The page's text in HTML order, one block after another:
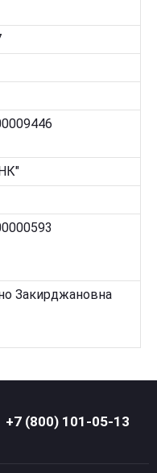
Закирджановна
+7 (800) 101-05-13